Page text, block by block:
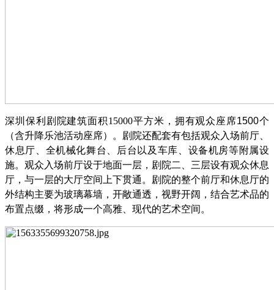
深圳保利剧院建筑面积15000平方米，拥有观众座席1500个
（含升降乐池活动座席）。剧院还配套有包括观众入场前厅、
休息厅、全机械化舞台、后台以及车库、设备机房等附属设
施。观众入场前厅设于地面一层，剧院二、三层设有观众休息
厅，与一层的大厅空间上下贯通。剧院的整个前厅和休息厅的
外结构主要为玻璃幕墙，开敞通透，视野开阔，结合艺术品的
布置点缀，将形成一个高雅、现代的艺术空间。